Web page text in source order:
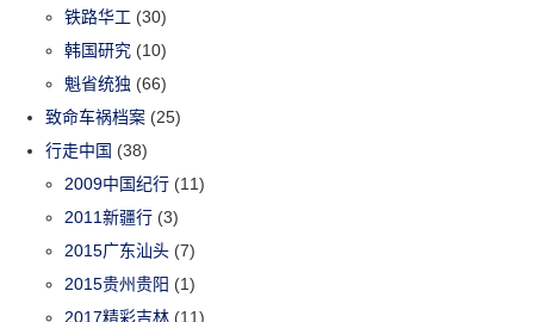
铁路华工 (30)
韩国研究 (10)
魁省统独 (66)
致命车祸档案 (25)
行走中国 (38)
2009中国纪行 (11)
2011新疆行 (3)
2015广东汕头 (7)
2015贵州贵阳 (1)
2017精彩吉林 (11)